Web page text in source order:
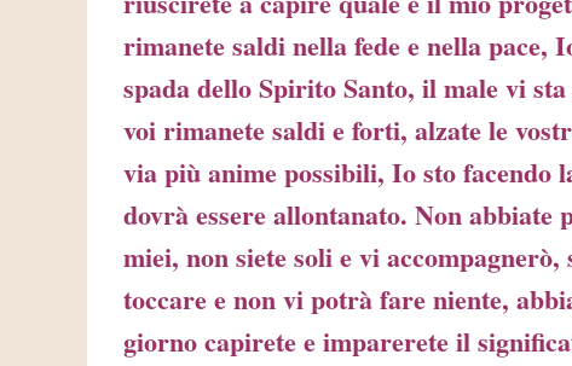
rimanete saldi nella fede e nella
spada dello Spirito Santo, il male vi
voi rimanete saldi e forti, alzate le
via più anime possibili, Io sto facendo
dovrà essere allontanato. Non
miei, non siete soli e vi
toccare e non vi potrà fare niente,
giorno capirete e imparerete il